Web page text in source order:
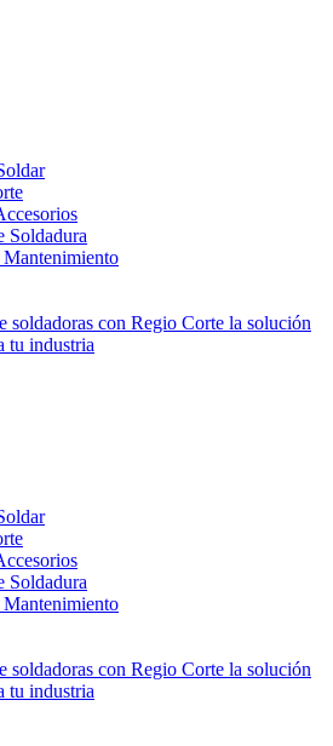
Soldadura
soldadoras con Regio Corte la solución
tu industria
Soldadura
soldadoras con Regio Corte la solución
tu industria